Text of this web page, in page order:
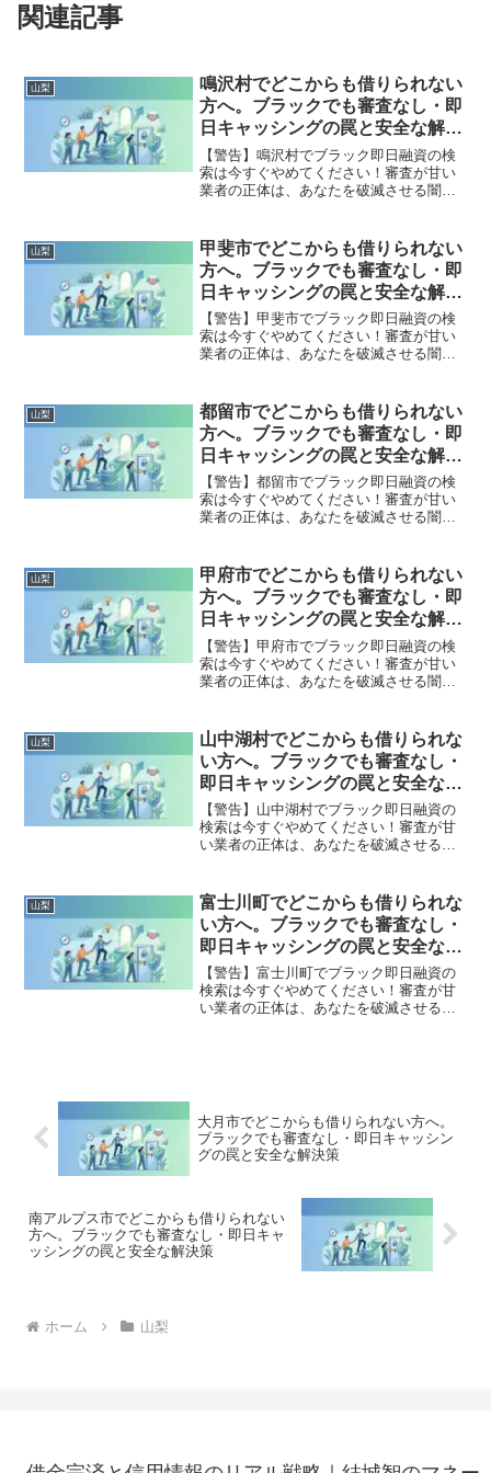
関連記事
山梨
鳴沢村でどこからも借りられない
方へ。ブラックでも審査なし・即
日キャッシングの罠と安全な解決
策
【警告】鳴沢村でブラック即日融資の検
索は今すぐやめてください！審査が甘い
業者の正体は、あなたを破滅させる闇金
村で違法業者を避け、借金地獄から抜け
出した方々の実体験と確実な解決策を完
全公開。
山梨
甲斐市でどこからも借りられない
方へ。ブラックでも審査なし・即
日キャッシングの罠と安全な解決
策
【警告】甲斐市でブラック即日融資の検
索は今すぐやめてください！審査が甘い
業者の正体は、あなたを破滅させる闇金
市で違法業者を避け、借金地獄から抜け
出した方々の実体験と確実な解決策を完
全公開。
山梨
都留市でどこからも借りられない
方へ。ブラックでも審査なし・即
日キャッシングの罠と安全な解決
策
【警告】都留市でブラック即日融資の検
索は今すぐやめてください！審査が甘い
業者の正体は、あなたを破滅させる闇金
市で違法業者を避け、借金地獄から抜け
出した方々の実体験と確実な解決策を完
全公開。
山梨
甲府市でどこからも借りられない
方へ。ブラックでも審査なし・即
日キャッシングの罠と安全な解決
策
【警告】甲府市でブラック即日融資の検
索は今すぐやめてください！審査が甘い
業者の正体は、あなたを破滅させる闇金
市で違法業者を避け、借金地獄から抜け
出した方々の実体験と確実な解決策を完
全公開。
山梨
山中湖村でどこからも借りられな
い方へ。ブラックでも審査なし・
即日キャッシングの罠と安全な解
決策
【警告】山中湖村でブラック即日融資の
検索は今すぐやめてください！審査が甘
い業者の正体は、あなたを破滅させる闇
山中湖村で違法業者を避け、借金地獄か
ら抜け出した方々の実体験と確実な解決
策を完全公開。
山梨
富士川町でどこからも借りられな
い方へ。ブラックでも審査なし・
即日キャッシングの罠と安全な解
決策
【警告】富士川町でブラック即日融資の
検索は今すぐやめてください！審査が甘
い業者の正体は、あなたを破滅させる闇
大月市でどこからも借りられない方へ。
ブラックでも審査なし・即日キャッシン
グの罠と安全な解決策
南アルプス市でどこからも借りられない
方へ。ブラックでも審査なし・即日キャ
ッシングの罠と安全な解決策
ホーム 山梨